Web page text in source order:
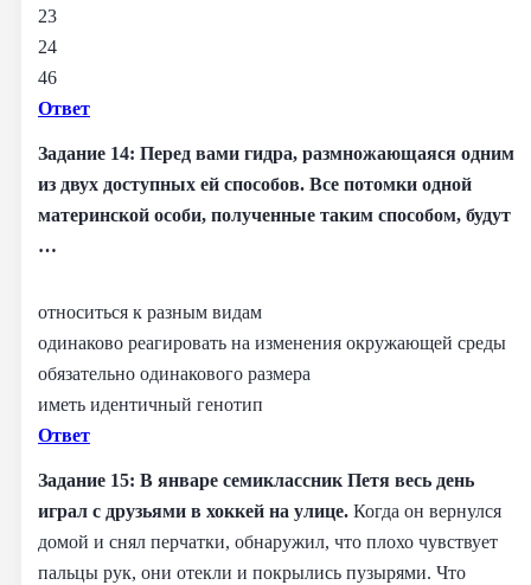
23
24
46
Ответ
Задание 14: Перед вами гидра, размножающаяся одним
из двух доступных ей способов. Все потомки одной
материнской особи, полученные таким способом, будут
…
относиться к разным видам
одинаково реагировать на изменения окружающей среды
обязательно одинакового размера
иметь идентичный генотип
Ответ
Задание 15: В январе семиклассник Петя весь день
играл с друзьями в хоккей на улице. Когда он вернулся
домой и снял перчатки, обнаружил, что плохо чувствует
пальцы рук, они отекли и покрылись пузырями. Что